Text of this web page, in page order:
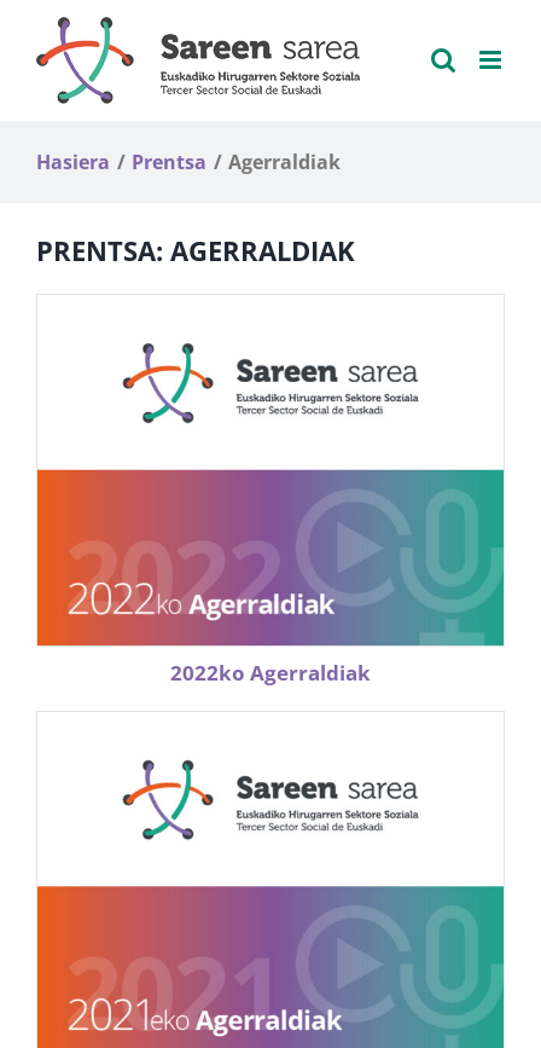
content
Hasiera Prentsa Agerraldiak
PRENTSA: AGERRALDIAK
2022ko Agerraldiak